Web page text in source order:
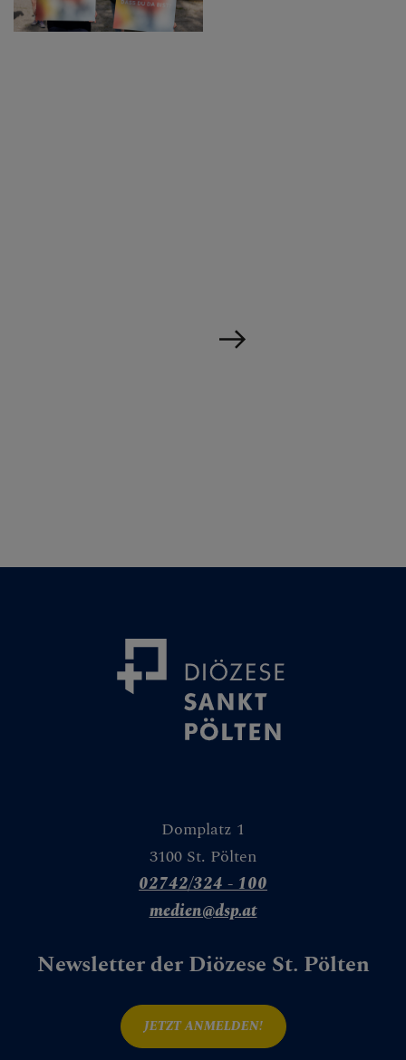
Domplatz 1
3100 St. Pölten
02742/324 - 100
medien@dsp.at
Newsletter der Diözese St. Pölten
JETZT ANMELDEN!